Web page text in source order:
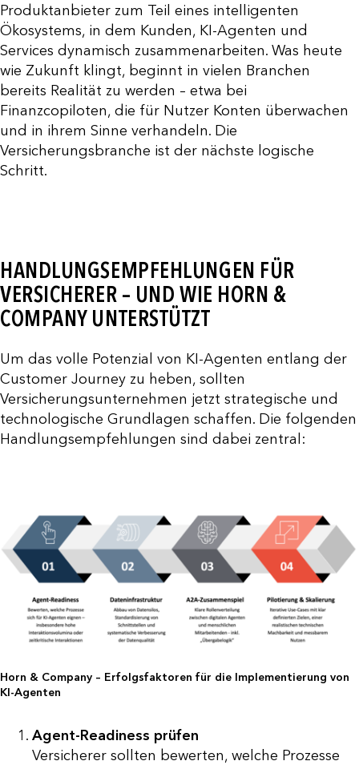
Produktanbieter zum Teil eines intelligenten
Ökosystems, in dem Kunden, KI-Agenten und
Services dynamisch zusammenarbeiten. Was heute
wie Zukunft klingt, beginnt in vielen Branchen
bereits Realität zu werden – etwa bei
Finanzcopiloten, die für Nutzer Konten überwachen
und in ihrem Sinne verhandeln. Die
Versicherungsbranche ist der nächste logische
Schritt.
HANDLUNGSEMPFEHLUNGEN FÜR
VERSICHERER – UND WIE HORN &
COMPANY UNTERSTÜTZT
Um das volle Potenzial von KI-Agenten entlang der
Customer Journey zu heben, sollten
Versicherungsunternehmen jetzt strategische und
technologische Grundlagen schaffen. Die folgenden
Handlungsempfehlungen sind dabei zentral:
Horn & Company – Erfolgsfaktoren für die Implementierung von
KI-Agenten
Agent-Readiness prüfen
Versicherer sollten bewerten, welche Prozesse